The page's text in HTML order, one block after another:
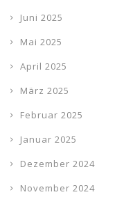
Juni 2025
Mai 2025
April 2025
März 2025
Februar 2025
Januar 2025
Dezember 2024
November 2024